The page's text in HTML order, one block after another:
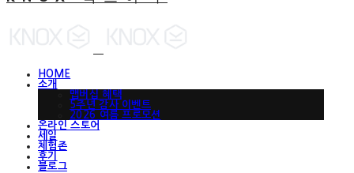
HOME
소개
맵버십 혜택
5주년 감사 이벤트
2026 여름 프로모션
온라인 스토어
세일
체험존
후기
블로그